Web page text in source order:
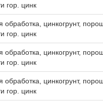
гор. цинк
обработка, цинкогрунт,
гор. цинк
обработка, цинкогрунт,
гор. цинк
обработка, цинкогрунт,
гор. цинк